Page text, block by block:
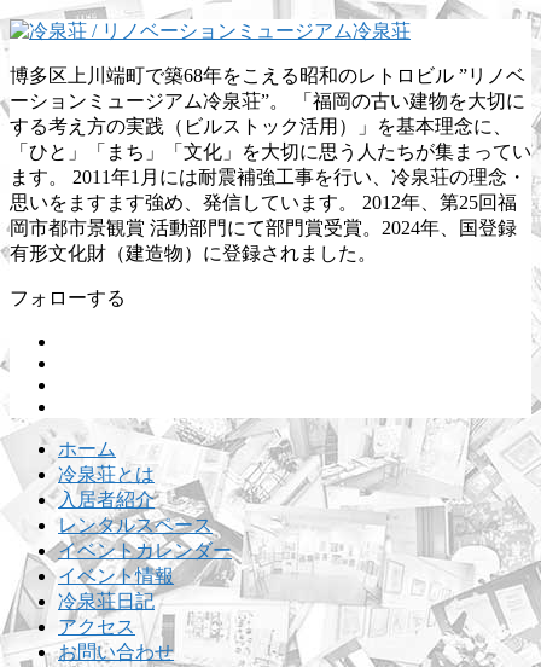
博多区上川端町で築68年をこえる昭和のレトロビル ”リノベ
ーションミュージアム冷泉荘”。 「福岡の古い建物を大切に
する考え方の実践（ビルストック活用）」を基本理念に、
「ひと」「まち」「文化」を大切に思う人たちが集まってい
ます。 2011年1月には耐震補強工事を行い、冷泉荘の理念・
思いをますます強め、発信しています。 2012年、第25回福
岡市都市景観賞 活動部門にて部門賞受賞。2024年、国登録
有形文化財（建造物）に登録されました。
フォローする
ホーム
冷泉荘とは
入居者紹介
レンタルスペース
イベントカレンダー
イベント情報
冷泉荘日記
アクセス
お問い合わせ